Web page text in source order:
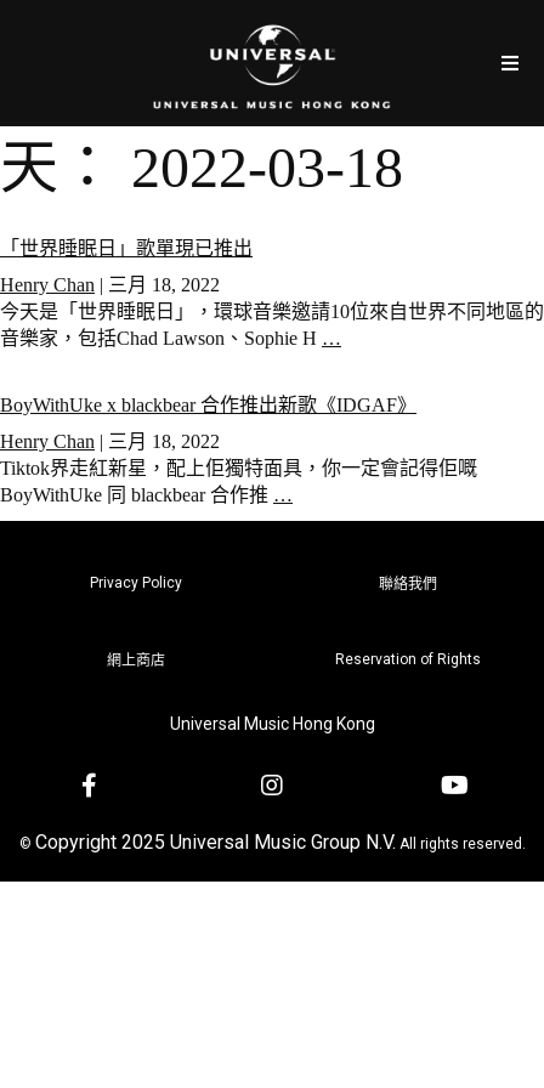
天： 2022-03-18
「世界睡眠日」歌單現已推出
Henry Chan | 三月 18, 2022
今天是「世界睡眠日」，環球音樂邀請10位來自世界不同地區的
音樂家，包括Chad Lawson、Sophie H …
BoyWithUke x blackbear 合作推出新歌《IDGAF》
Henry Chan | 三月 18, 2022
Tiktok界走紅新星，配上佢獨特面具，你一定會記得佢嘅
BoyWithUke 同 blackbear 合作推 …
Privacy Policy 聯絡我們
網上商店 Reservation of Rights
Universal Music Hong Kong
© Copyright 2025 Universal Music Group N.V. All rights reserved.